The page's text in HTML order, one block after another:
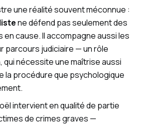
une réalité souvent méconnue :
ne défend pas seulement des
cause. Il accompagne aussi les
parcours judiciaire — un rôle
qui nécessite une maîtrise aussi
la procédure que psychologique
intervient en qualité de partie
de crimes graves —